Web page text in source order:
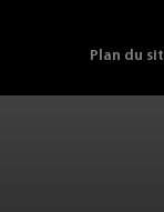
Plan du